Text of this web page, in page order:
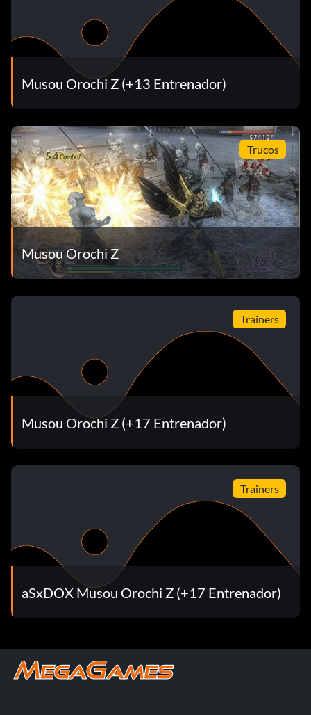
Musou Orochi Z (+13 Entrenador)
Trucos
Musou Orochi Z
Trainers
Musou Orochi Z (+17 Entrenador)
Trainers
aSxDOX Musou Orochi Z (+17 Entrenador)